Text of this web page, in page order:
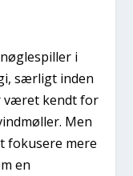
i
særligt inden
været kendt for
Men
fokusere mere
en